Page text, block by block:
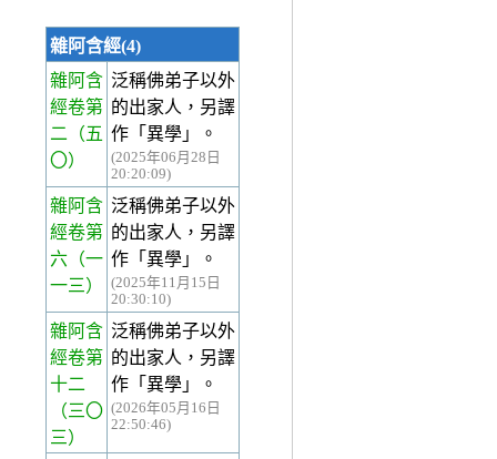
雜阿含經(4)
雜阿含
經卷第
二 （五
〇）
泛稱佛弟子以外
的出家人，另譯
作「異學」。
(2025年06月28日
20:20:09)
雜阿含
經卷第
六 （一
一三）
泛稱佛弟子以外
的出家人，另譯
作「異學」。
(2025年11月15日
20:30:10)
雜阿含
經卷第
十二
（三〇
三）
泛稱佛弟子以外
的出家人，另譯
作「異學」。
(2026年05月16日
22:50:46)